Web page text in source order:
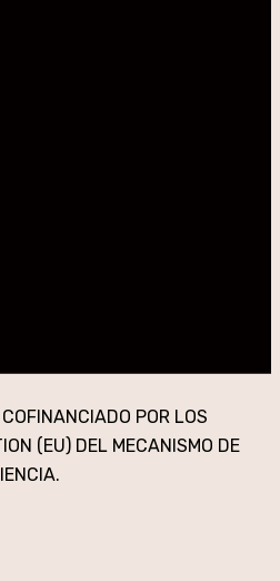
POR LOS
(EU) DEL MECANISMO DE